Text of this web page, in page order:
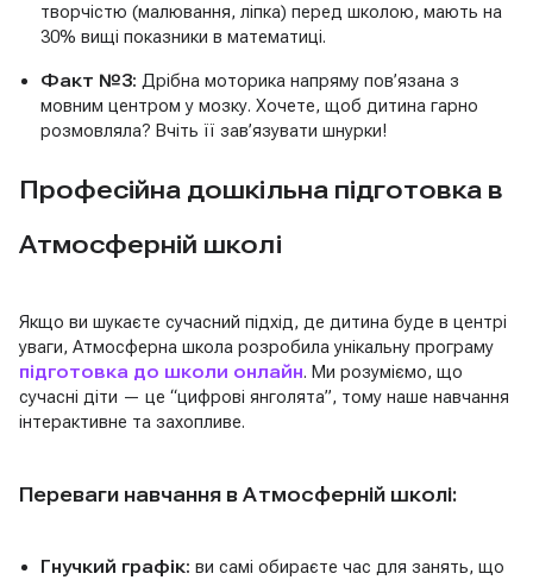
творчістю (малювання, ліпка) перед школою, мають на
30% вищі показники в математиці.
Факт №3: Дрібна моторика напряму пов’язана з
мовним центром у мозку. Хочете, щоб дитина гарно
розмовляла? Вчіть її зав’язувати шнурки!
Професійна дошкільна підготовка в
Атмосферній школі
Якщо ви шукаєте сучасний підхід, де дитина буде в центрі
уваги, Атмосферна школа розробила унікальну програму
підготовка до школи онлайн. Ми розуміємо, що
сучасні діти — це “цифрові янголята”, тому наше навчання
інтерактивне та захопливе.
Переваги навчання в Атмосферній школі:
Гнучкий графік: ви самі обираєте час для занять, що